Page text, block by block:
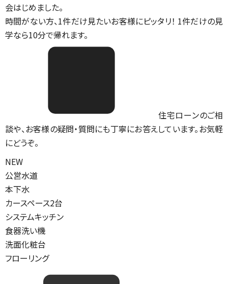
会はじめました。
時間がない方、1件だけ見たいお客様にピッタリ！ 1件だけの見
学なら10分で帰れます。
住宅ローンのご相
談や、お客様の疑問・質問にも丁寧にお答えしています。お気軽
にどうぞ。
NEW
公営水道
本下水
カースペース2台
システムキッチン
食器洗い機
洗面化粧台
フローリング